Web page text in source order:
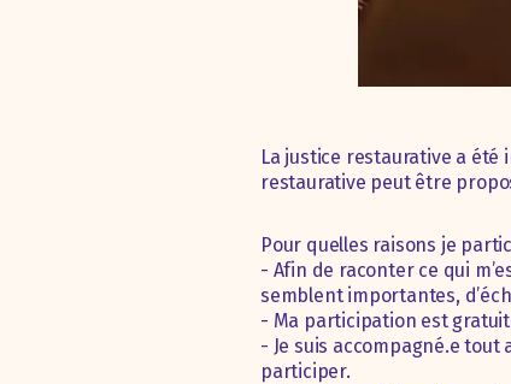
La justice restaurative a été
restaurative peut être
Pour quelles raisons je
- Afin de raconter ce qui
semblent importantes,
- Ma participation est
- Je suis accompagné.e
participer.